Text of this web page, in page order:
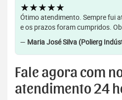
★★★★★
Ótimo atendimento. Sempre fui
e os prazos foram cumpridos.
— Maria José Silva (Polierg
Fale agora com
atendimento 24